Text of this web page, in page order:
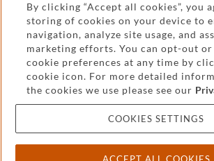
Legal and regulatory
Price and service
information
Cookies and privacy
Attorney
By clicking “Accept all cookies”, you
storing of cookies on your device to
navigation, analyze site usage, and
marketing efforts. You can opt-out
cookie preferences at any time by
cookie icon. For more detailed
the cookies we use please see our
COOKIES SETTINGS